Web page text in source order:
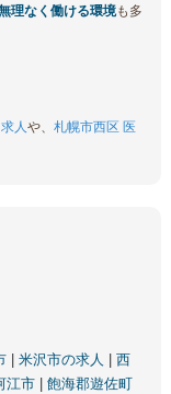
理なく働ける環境も多
人や、 札幌市西区 医
米沢市の求人
西
江市
飽海郡遊佐町